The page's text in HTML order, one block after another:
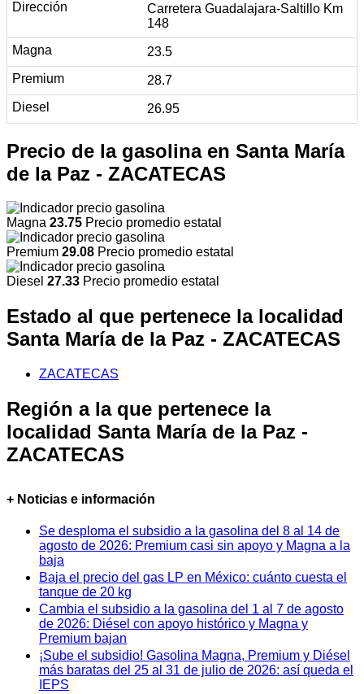
Carretera Guadalajara-Saltillo Km
148
23.5
28.7
26.95
Precio de la gasolina en Santa María
de la Paz - ZACATECAS
Magna 23.75 Precio promedio estatal
Premium 29.08 Precio promedio estatal
Diesel 27.33 Precio promedio estatal
Estado al que pertenece la localidad
Santa María de la Paz - ZACATECAS
ZACATECAS
Región a la que pertenece la
localidad Santa María de la Paz -
ZACATECAS
+ Noticias e información
Se desploma el subsidio a la gasolina del 8 al 14 de
agosto de 2026: Premium casi sin apoyo y Magna a la
baja
Baja el precio del gas LP en México: cuánto cuesta el
tanque de 20 kg
Cambia el subsidio a la gasolina del 1 al 7 de agosto
de 2026: Diésel con apoyo histórico y Magna y
Premium bajan
¡Sube el subsidio! Gasolina Magna, Premium y Diésel
más baratas del 25 al 31 de julio de 2026: así queda el
IEPS